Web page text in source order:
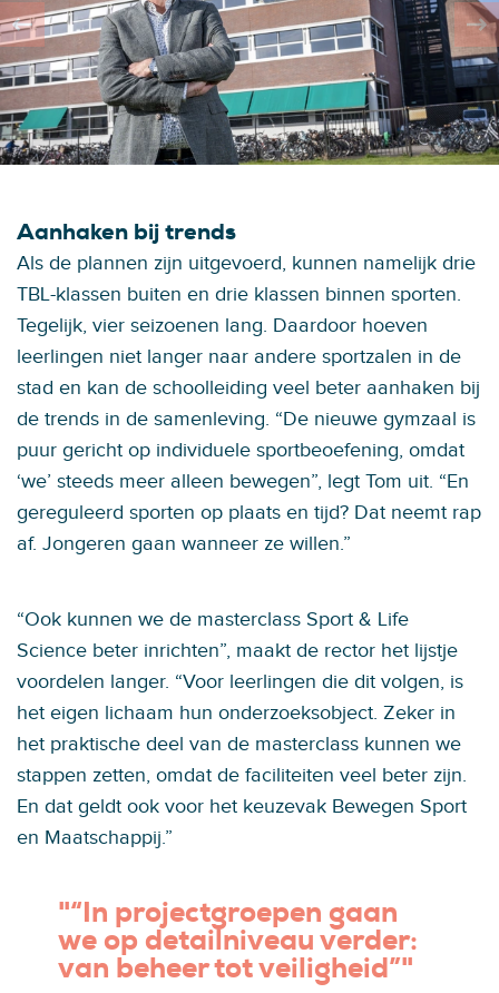
Aanhaken bij trends
Als de plannen zijn uitgevoerd, kunnen namelijk drie
TBL-klassen buiten en drie klassen binnen sporten.
Tegelijk, vier seizoenen lang. Daardoor hoeven
leerlingen niet langer naar andere sportzalen in de
stad en kan de schoolleiding veel beter aanhaken bij
de trends in de samenleving. “De nieuwe gymzaal is
puur gericht op individuele sportbeoefening, omdat
‘we’ steeds meer alleen bewegen”, legt Tom uit. “En
gereguleerd sporten op plaats en tijd? Dat neemt rap
af. Jongeren gaan wanneer ze willen.”
“Ook kunnen we de masterclass Sport & Life
Science beter inrichten”, maakt de rector het lijstje
voordelen langer. “Voor leerlingen die dit volgen, is
het eigen lichaam hun onderzoeksobject. Zeker in
het praktische deel van de masterclass kunnen we
stappen zetten, omdat de faciliteiten veel beter zijn.
En dat geldt ook voor het keuzevak Bewegen Sport
en Maatschappij.”
"“In projectgroepen gaan
we op detailniveau verder:
van beheer tot veiligheid”"